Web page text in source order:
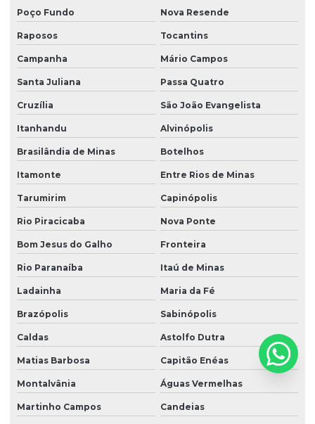
Poço Fundo Nova Resende
Raposos Tocantins
Campanha Mário Campos
Santa Juliana Passa Quatro
Cruzília São João Evangelista
Itanhandu Alvinópolis
Brasilândia de Minas Botelhos
Itamonte Entre Rios de Minas
Tarumirim Capinópolis
Rio Piracicaba Nova Ponte
Bom Jesus do Galho Fronteira
Rio Paranaíba Itaú de Minas
Ladainha Maria da Fé
Brazópolis Sabinópolis
Caldas Astolfo Dutra
Matias Barbosa Capitão Enéas
Montalvânia Águas Vermelhas
Martinho Campos Candeias